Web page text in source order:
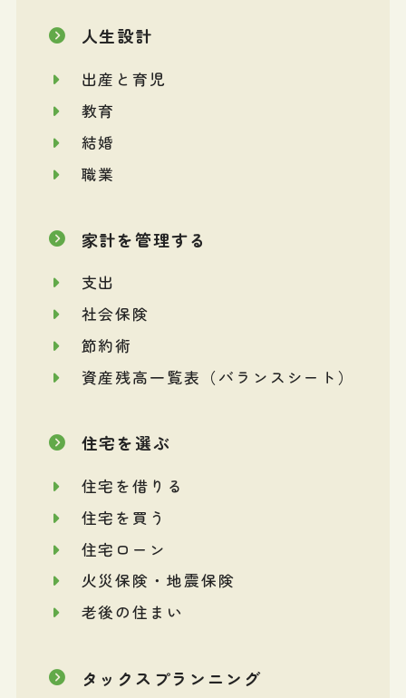
人生設計
出産と育児
教育
結婚
職業
家計を管理する
支出
社会保険
節約術
資産残高一覧表（バランスシート）
住宅を選ぶ
住宅を借りる
住宅を買う
住宅ローン
火災保険・地震保険
老後の住まい
タックスプランニング